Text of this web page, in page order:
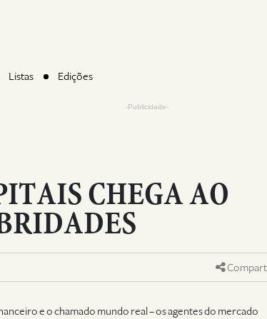
Listas Edições
-Publicidade-
CHEGA AO
e o chamado mundo real – os agentes do mercado